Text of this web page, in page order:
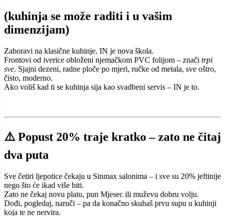
(kuhinja se može raditi i u vašim
dimenzijam)
Zaboravi na klasične kuhinje. IN je nova škola.
Frontovi od iverice obloženi njemačkom PVC folijom – znači trpi
sve. Sjajni dezeni, radne ploče po mjeri, ručke od metala, sve oštro,
čisto, moderno.
Ako voliš kad ti se kuhinja sija kao svadbeni servis – IN je to.
⚠️ Popust 20% traje kratko – zato ne čitaj
dva puta
Sve četiri ljepotice čekaju u Sinmax salonima – i sve su 20% jeftinije
nego što će ikad više biti.
Zato ne čekaj novu platu, pun Mjesec ili muževu dobru volju.
Dođi, pogledaj, naruči – pa da konačno skuhaš prvu supu u kuhinji
koja te ne nervira.